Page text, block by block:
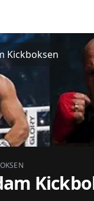
Kickboksen